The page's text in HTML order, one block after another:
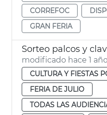
CORREFOC
GRAN FERIA
modificado hace 1
CULTURA Y FIESTAS
FERIA DE JULIO
TODAS LAS